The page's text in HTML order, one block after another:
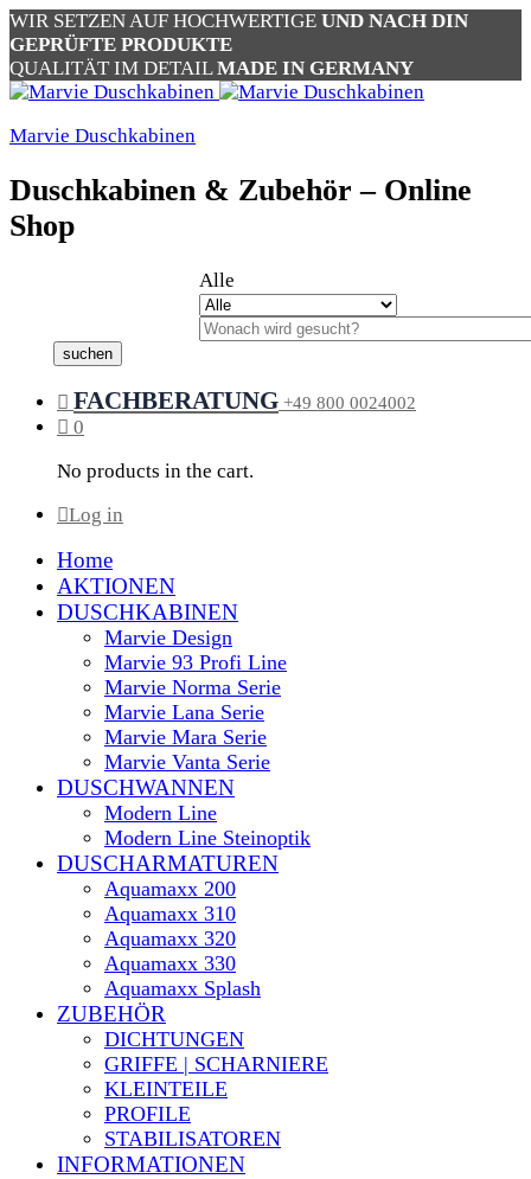
WIR SETZEN AUF HOCHWERTIGE UND NACH DIN
GEPRÜFTE PRODUKTE
QUALITÄT IM DETAILMADE IN GERMANY
Marvie Duschkabinen
Duschkabinen & Zubehör – Online
Shop
Alle
suchen
FACHBERATUNG +49 800 0024002
0
No products in the cart.
Log in
Home
AKTIONEN
DUSCHKABINEN
Marvie Design
Marvie 93 Profi Line
Marvie Norma Serie
Marvie Lana Serie
Marvie Mara Serie
Marvie Vanta Serie
DUSCHWANNEN
Modern Line
Modern Line Steinoptik
DUSCHARMATUREN
Aquamaxx 200
Aquamaxx 310
Aquamaxx 320
Aquamaxx 330
Aquamaxx Splash
ZUBEHÖR
DICHTUNGEN
GRIFFE | SCHARNIERE
KLEINTEILE
PROFILE
STABILISATOREN
INFORMATIONEN